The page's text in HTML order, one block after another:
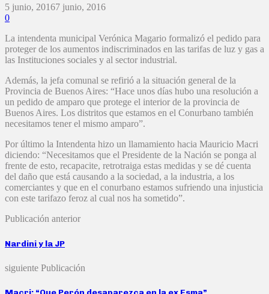
5 junio, 20167 junio, 2016
0
La intendenta municipal Verónica Magario formalizó el pedido para
proteger de los aumentos indiscriminados en las tarifas de luz y gas a
las Instituciones sociales y al sector industrial.
Además, la jefa comunal se refirió a la situación general de la
Provincia de Buenos Aires: “Hace unos días hubo una resolución a
un pedido de amparo que protege el interior de la provincia de
Buenos Aires. Los distritos que estamos en el Conurbano también
necesitamos tener el mismo amparo”.
Por último la Intendenta hizo un llamamiento hacia Mauricio Macri
diciendo: “Necesitamos que el Presidente de la Nación se ponga al
frente de esto, recapacite, retrotraiga estas medidas y se dé cuenta
del daño que está causando a la sociedad, a la industria, a los
comerciantes y que en el conurbano estamos sufriendo una injusticia
con este tarifazo feroz al cual nos ha sometido”.
Publicación anterior
Nardini y la JP
siguiente Publicación